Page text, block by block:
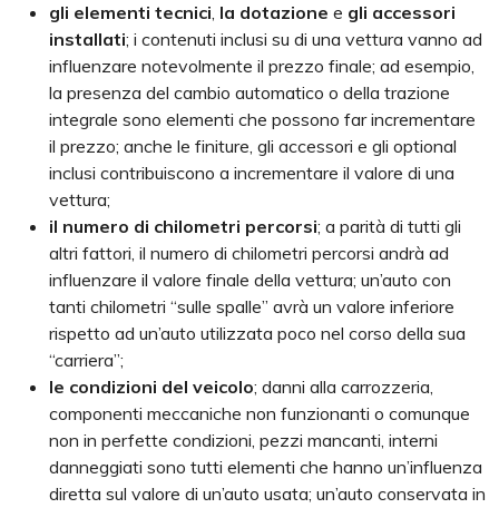
gli elementi tecnici, la dotazione e gli accessori
installati; i contenuti inclusi su di una vettura vanno ad
influenzare notevolmente il prezzo finale; ad esempio,
la presenza del cambio automatico o della trazione
integrale sono elementi che possono far incrementare
il prezzo; anche le finiture, gli accessori e gli optional
inclusi contribuiscono a incrementare il valore di una
vettura;
il numero di chilometri percorsi; a parità di tutti gli
altri fattori, il numero di chilometri percorsi andrà ad
influenzare il valore finale della vettura; un’auto con
tanti chilometri “sulle spalle” avrà un valore inferiore
rispetto ad un’auto utilizzata poco nel corso della sua
“carriera”;
le condizioni del veicolo; danni alla carrozzeria,
componenti meccaniche non funzionanti o comunque
non in perfette condizioni, pezzi mancanti, interni
danneggiati sono tutti elementi che hanno un’influenza
diretta sul valore di un’auto usata; un’auto conservata in